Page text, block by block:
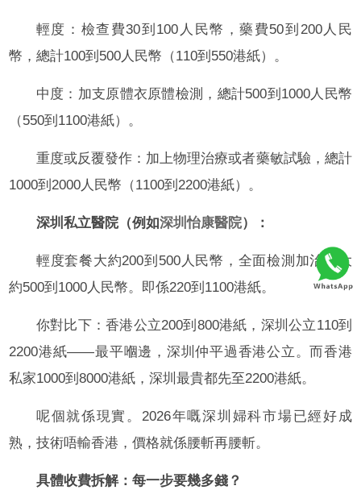
輕度：檢查費30到100人民幣，藥費50到200人民
幣，總計100到500人民幣（110到550港紙）。
中度：加支原體衣原體檢測，總計500到1000人民幣
（550到1100港紙）。
重度或反覆發作：加上物理治療或者藥敏試驗，總計
1000到2000人民幣（1100到2200港紙）。
深圳私立醫院（例如深圳怡康醫院）：
輕度套餐大約200到500人民幣，全面檢測加治療大
約500到1000人民幣。即係220到1100港紙。
你對比下：香港公立200到800港紙，深圳公立110到
2200港紙——最平嗰邊，深圳仲平過香港公立。而香港
私家1000到8000港紙，深圳最貴都先至2200港紙。
呢個就係現實。2026年嘅深圳婦科市場已經好成
熟，技術唔輸香港，價格就係腰斬再腰斬。
具體收費拆解：每一步要幾多錢？